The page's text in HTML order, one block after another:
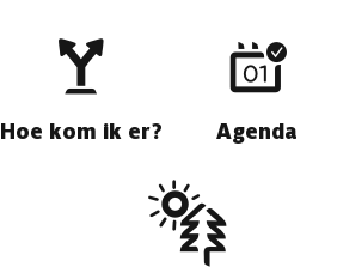
Hoe kom ik er? Agenda